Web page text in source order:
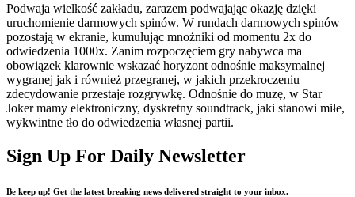
Podwaja wielkość zakładu, zarazem podwajając okazję dzięki
uruchomienie darmowych spinów. W rundach darmowych spinów
pozostają w ekranie, kumulując mnożniki od momentu 2x do
odwiedzenia 1000x. Zanim rozpoczęciem gry nabywca ma
obowiązek klarownie wskazać horyzont odnośnie maksymalnej
wygranej jak i również przegranej, w jakich przekroczeniu
zdecydowanie przestaje rozgrywkę. Odnośnie do muzę, w Star
Joker mamy elektroniczny, dyskretny soundtrack, jaki stanowi miłe,
wykwintne tło do odwiedzenia własnej partii.
Sign Up For Daily Newsletter
Be keep up! Get the latest breaking news delivered straight to your inbox.